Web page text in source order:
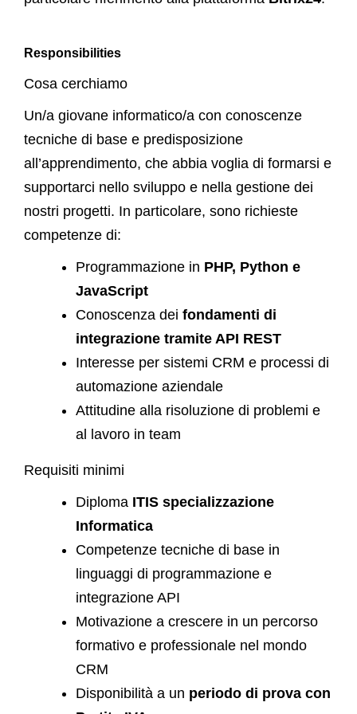
Responsibilities
Cosa cerchiamo
Un/a giovane informatico/a con conoscenze
tecniche di base e predisposizione
all’apprendimento, che abbia voglia di formarsi e
supportarci nello sviluppo e nella gestione dei
nostri progetti. In particolare, sono richieste
competenze di:
Programmazione in PHP, Python e
JavaScript
Conoscenza dei fondamenti di
integrazione tramite API REST
Interesse per sistemi CRM e processi di
automazione aziendale
Attitudine alla risoluzione di problemi e
al lavoro in team
Requisiti minimi
Diploma ITIS specializzazione
Informatica
Competenze tecniche di base in
linguaggi di programmazione e
integrazione API
Motivazione a crescere in un percorso
formativo e professionale nel mondo
CRM
Disponibilità a un periodo di prova con